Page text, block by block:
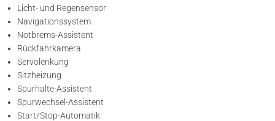
Licht- und Regensensor
Navigationssystem
Notbrems-Assistent
Rückfahrkamera
Servolenkung
Sitzheizung
Spurhalte-Assistent
Spurwechsel-Assistent
Start/Stop-Automatik
unsere Werkstatt ist im Zeitraum vom